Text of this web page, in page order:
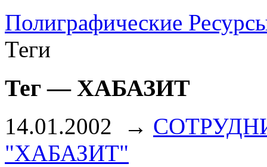
Полиграфические
Теги
Тег — ХАБАЗИТ
14.01.2002 →
"ХАБАЗИТ"